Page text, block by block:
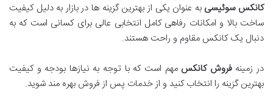
کانکس سوئیسی به عنوان یکی از بهترین گزینه ها در بازار به دلیل کیفیت
ساخت بالا و امکانات رفاهی کامل انتخابی عالی برای کسانی است که به
دنبال یک کانکس مقاوم و راحت هستند.
در زمینهفروش کانکس مهم است که با توجه به نیازها بودجه و کیفیت
بهترین گزینه را انتخاب کنید و از خدمات پس از فروش بهره مند شوید.